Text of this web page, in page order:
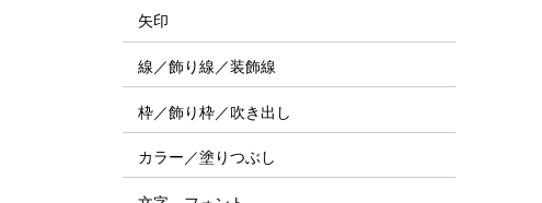
矢印
線／飾り線／装飾線
枠／飾り枠／吹き出し
カラー／塗りつぶし